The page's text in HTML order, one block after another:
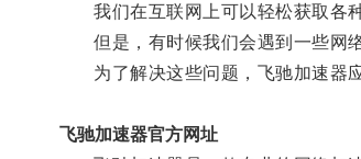
我们在互联网上可以轻松获取各种
但是，有时候我们会遇到一些网络
为了解决这些问题，飞驰加速器应
飞驰加速器官方网址